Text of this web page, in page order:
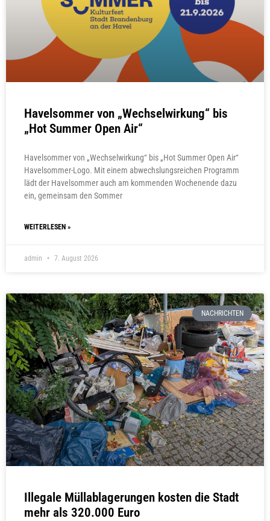
Havelsommer von „Wechselwirkung“ bis
„Hot Summer Open Air“
Havelsommer von „Wechselwirkung“ bis „Hot Summer Open Air“
Havelsommer-Logo. Mit einem abwechslungsreichen Programm
lädt der Havelsommer auch am kommenden Wochenende dazu
ein, gemeinsam den Sommer
WEITERLESEN »
admin 7. August 2026
NACHRICHTEN
Illegale Müllablagerungen kosten die Stadt
mehr als 320.000 Euro